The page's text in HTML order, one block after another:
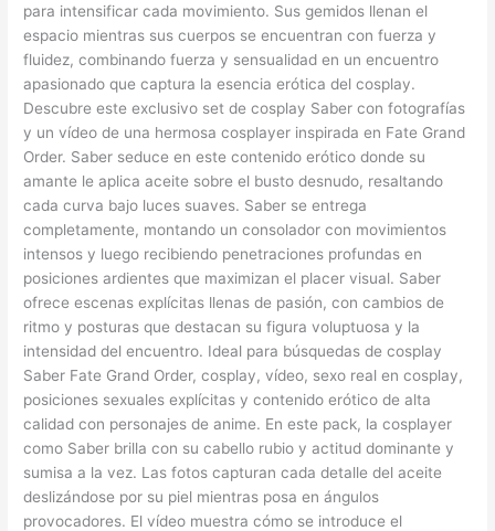
para intensificar cada movimiento. Sus gemidos llenan el
espacio mientras sus cuerpos se encuentran con fuerza y
fluidez, combinando fuerza y sensualidad en un encuentro
apasionado que captura la esencia erótica del cosplay.
Descubre este exclusivo set de cosplay Saber con fotografías
y un vídeo de una hermosa cosplayer inspirada en Fate Grand
Order. Saber seduce en este contenido erótico donde su
amante le aplica aceite sobre el busto desnudo, resaltando
cada curva bajo luces suaves. Saber se entrega
completamente, montando un consolador con movimientos
intensos y luego recibiendo penetraciones profundas en
posiciones ardientes que maximizan el placer visual. Saber
ofrece escenas explícitas llenas de pasión, con cambios de
ritmo y posturas que destacan su figura voluptuosa y la
intensidad del encuentro. Ideal para búsquedas de cosplay
Saber Fate Grand Order, cosplay, vídeo, sexo real en cosplay,
posiciones sexuales explícitas y contenido erótico de alta
calidad con personajes de anime. En este pack, la cosplayer
como Saber brilla con su cabello rubio y actitud dominante y
sumisa a la vez. Las fotos capturan cada detalle del aceite
deslizándose por su piel mientras posa en ángulos
provocadores. El vídeo muestra cómo se introduce el